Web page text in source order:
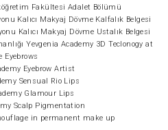
Fakültesi Adalet Bölümü
Kalıcı Makyaj Dövme Kalfalık Belgesi
Kalıcı Makyaj Dövme Ustalık Belgesi
Yevgenia Academy 3D Teclonogy at
Eyebrows
Eyebrow Artist
Sensual Rio Lips
Glamour Lips
Scalp Pigmentation
in permanent make up